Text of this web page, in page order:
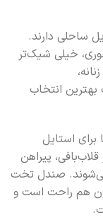
ساحلی دارند.
خیلی شیک‌تر
انتخاب
استایل
پیراهن
صندل تخت
هم راحت است و